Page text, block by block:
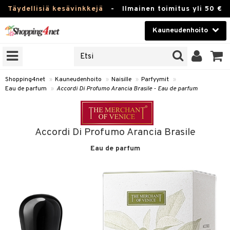
Täydellisiä kesävinkkejä - Ilmainen toimitus yli 50 €
Kauneudenhoito
Kauneudenhoito
Piilolinssit
Tuotemerkkejä
Kampanjat
Shopping4net » Kauneudenhoito » Naisille » Parfyymit »
Eau de parfum
» Accordi Di Profumo Arancia Brasile - Eau de parfum
Accordi Di Profumo Arancia Brasile
Eau de parfum
tuotteet